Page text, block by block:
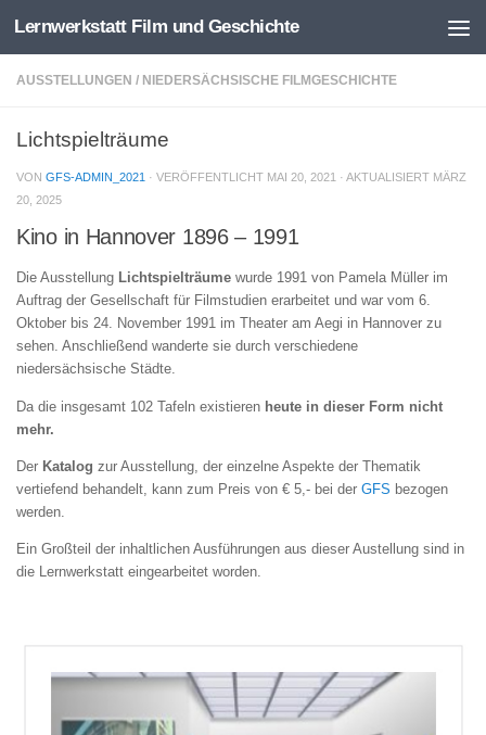
Zum Inhalt springen
Lernwerkstatt Film und Geschichte
AUSSTELLUNGEN / NIEDERSÄCHSISCHE FILMGESCHICHTE
Lichtspielträume
VON GFS-ADMIN_2021 · VERÖFFENTLICHT MAI 20, 2021 · AKTUALISIERT MÄRZ
20, 2025
Kino in Hannover 1896 – 1991
Die Ausstellung Lichtspielträume wurde 1991 von Pamela Müller im
Auftrag der Gesellschaft für Filmstudien erarbeitet und war vom 6.
Oktober bis 24. November 1991 im Theater am Aegi in Hannover zu
sehen. Anschließend wanderte sie durch verschiedene
niedersächsische Städte.
Da die insgesamt 102 Tafeln existieren heute in dieser Form nicht
mehr.
Der Katalog zur Ausstellung, der einzelne Aspekte der Thematik
vertiefend behandelt, kann zum Preis von € 5,- bei der GFS bezogen
werden.
Ein Großteil der inhaltlichen Ausführungen aus dieser Austellung sind in
die Lernwerkstatt eingearbeitet worden.